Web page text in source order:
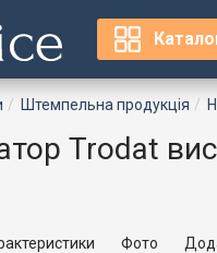
Штемпельна продукція
Trodat
Фото